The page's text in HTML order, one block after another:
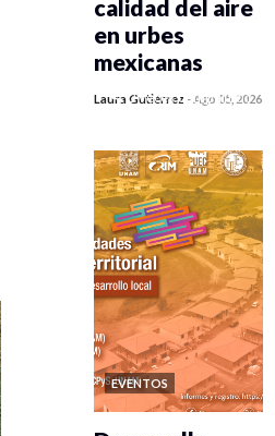
0 veces compartido
calidad del aire
en urbes
mexicanas
Laura Gutiérrez -Ago 05, 2026
EVENTOS